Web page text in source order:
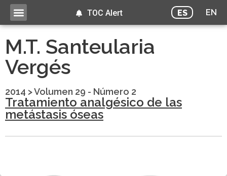
ES EN
TOC Alert
M.T. Santeularia
Vergés
2014 >Volumen 29 - Número 2
Tratamiento analgésico de las
metástasis óseas